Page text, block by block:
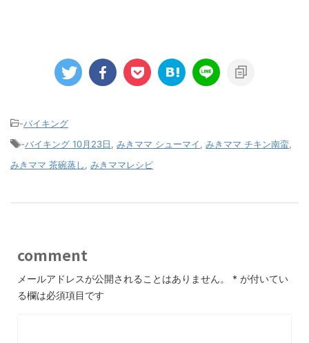
-バイキング
-バイキング 10月23日 みきママ シューマイ みきママ チキン南蛮
みきママ 茶碗蒸し
みきママレシピ
comment
メールアドレスが公開されることはありません。 * が付いてい
る欄は必須項目です